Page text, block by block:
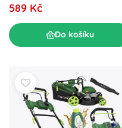
589 Kč
Do košíku